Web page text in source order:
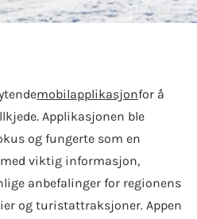
mobilapplikasjonfor å
Applikasjonen ble
og fungerte som en
viktig informasjon,
anbefalinger for regionens
og turistattraksjoner. Appen